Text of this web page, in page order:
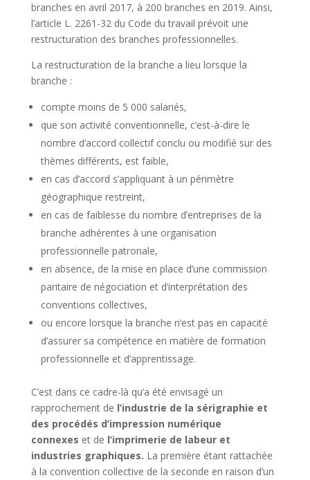
branches en avril 2017, à 200 branches en 2019. Ainsi,
l’article L. 2261-32 du Code du travail prévoit une
restructuration des branches professionnelles.
La restructuration de la branche a lieu lorsque la
branche :
compte moins de 5 000 salariés,
que son activité conventionnelle, c’est-à-dire le
nombre d’accord collectif conclu ou modifié sur des
thèmes différents, est faible,
en cas d’accord s’appliquant à un périmètre
géographique restreint,
en cas de faiblesse du nombre d’entreprises de la
branche adhérentes à une organisation
professionnelle patronale,
en absence, de la mise en place d’une commission
paritaire de négociation et d’interprétation des
conventions collectives,
ou encore lorsque la branche n’est pas en capacité
d’assurer sa compétence en matière de formation
professionnelle et d’apprentissage.
C’est dans ce cadre-là qu’a été envisagé un
rapprochement de l’industrie de la sérigraphie et
des procédés d’impression numérique
connexes et de l’imprimerie de labeur et
industries graphiques. La première étant rattachée
à la convention collective de la seconde en raison d’un